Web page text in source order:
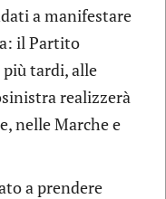
a manifestare
il Partito
più tardi, alle
realizzerà
nelle Marche e
a prendere